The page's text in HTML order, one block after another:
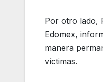
Por otro lado,
Edomex,
manera
víctimas.